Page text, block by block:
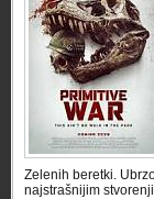
Zelenih beretki.
najstrašnijim